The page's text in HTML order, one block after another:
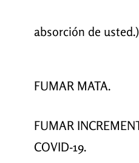
absorción de usted.)
FUMAR MATA.
FUMAR
COVID-19.